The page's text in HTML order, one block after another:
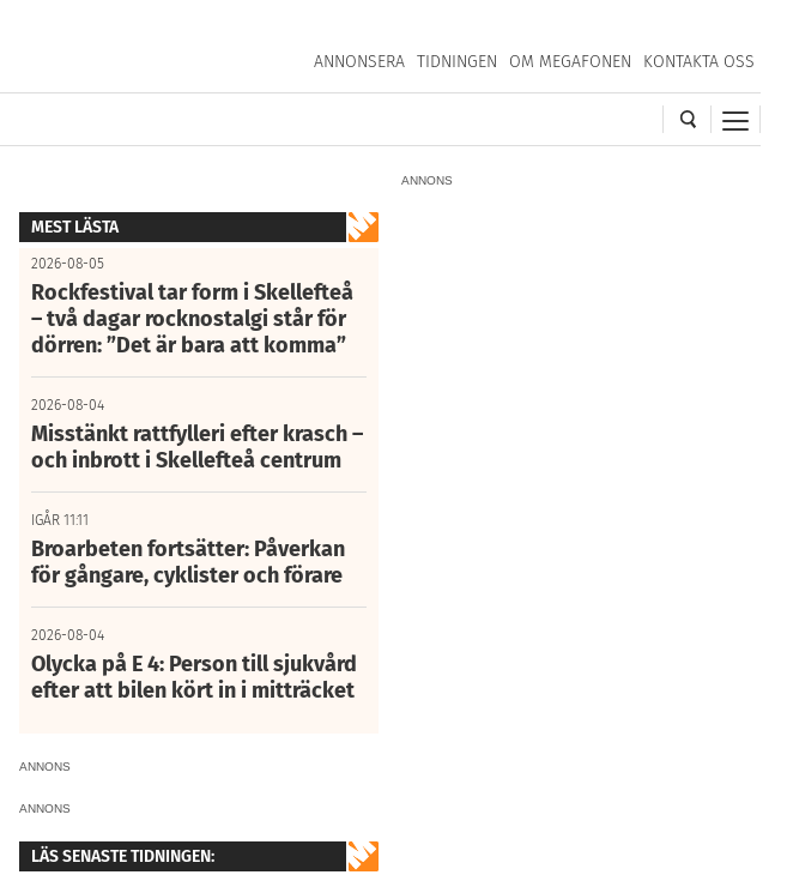
ANNONSERA TIDNINGEN OM MEGAFONEN KONTAKTA OSS
ANNONS
MEST LÄSTA
2026-08-05
Rockfestival tar form i Skellefteå
– två dagar rocknostalgi står för
dörren: ”Det är bara att komma”
2026-08-04
Misstänkt rattfylleri efter krasch –
och inbrott i Skellefteå centrum
IGÅR 11:11
Broarbeten fortsätter: Påverkan
för gångare, cyklister och förare
2026-08-04
Olycka på E 4: Person till sjukvård
efter att bilen kört in i mitträcket
ANNONS
ANNONS
LÄS SENASTE TIDNINGEN: